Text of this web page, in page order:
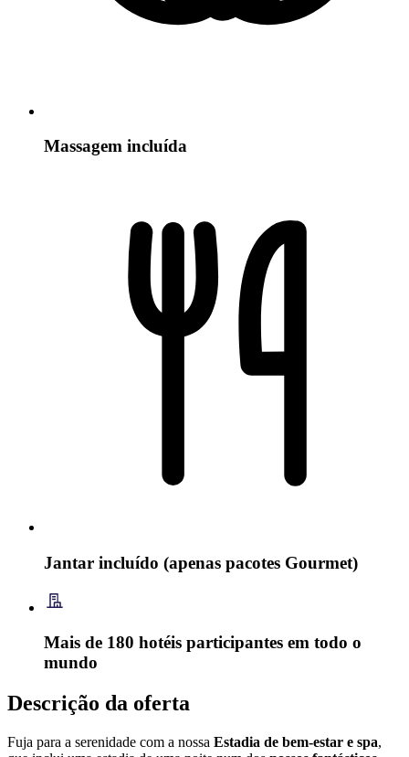
Massagem incluída
Jantar incluído (apenas pacotes Gourmet)
Mais de 180 hotéis participantes em todo o
mundo
Descrição da oferta
Fuja para a serenidade com a nossa Estadia de bem-estar e spa,